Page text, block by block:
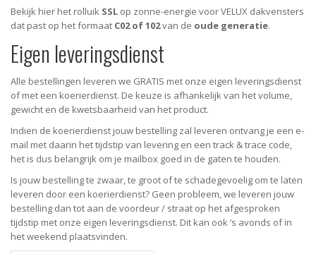
Bekijk hier het rolluik SSL op zonne-energie voor VELUX dakvensters
dat past op het formaat C02 of 102van de oude generatie.
Eigen leveringsdienst
Alle bestellingen leveren we GRATIS met onze eigen leveringsdienst
of met een koerierdienst. De keuze is afhankelijk van het volume,
gewicht en de kwetsbaarheid van het product.
Indien de koerierdienst jouw bestelling zal leveren ontvang je een e-
mail met daarin het tijdstip van levering en een track & trace code,
het is dus belangrijk om je mailbox goed in de gaten te houden.
Is jouw bestelling te zwaar, te groot of te schadegevoelig om te laten
leveren door een koerierdienst? Geen probleem, we leveren jouw
bestelling dan tot aan de voordeur / straat op het afgesproken
tijdstip met onze eigen leveringsdienst. Dit kan ook ‘s avonds of in
het weekend plaatsvinden.